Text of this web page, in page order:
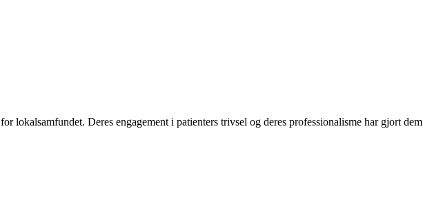
Deres engagement i patienters trivsel og deres professionalisme har gjort dem